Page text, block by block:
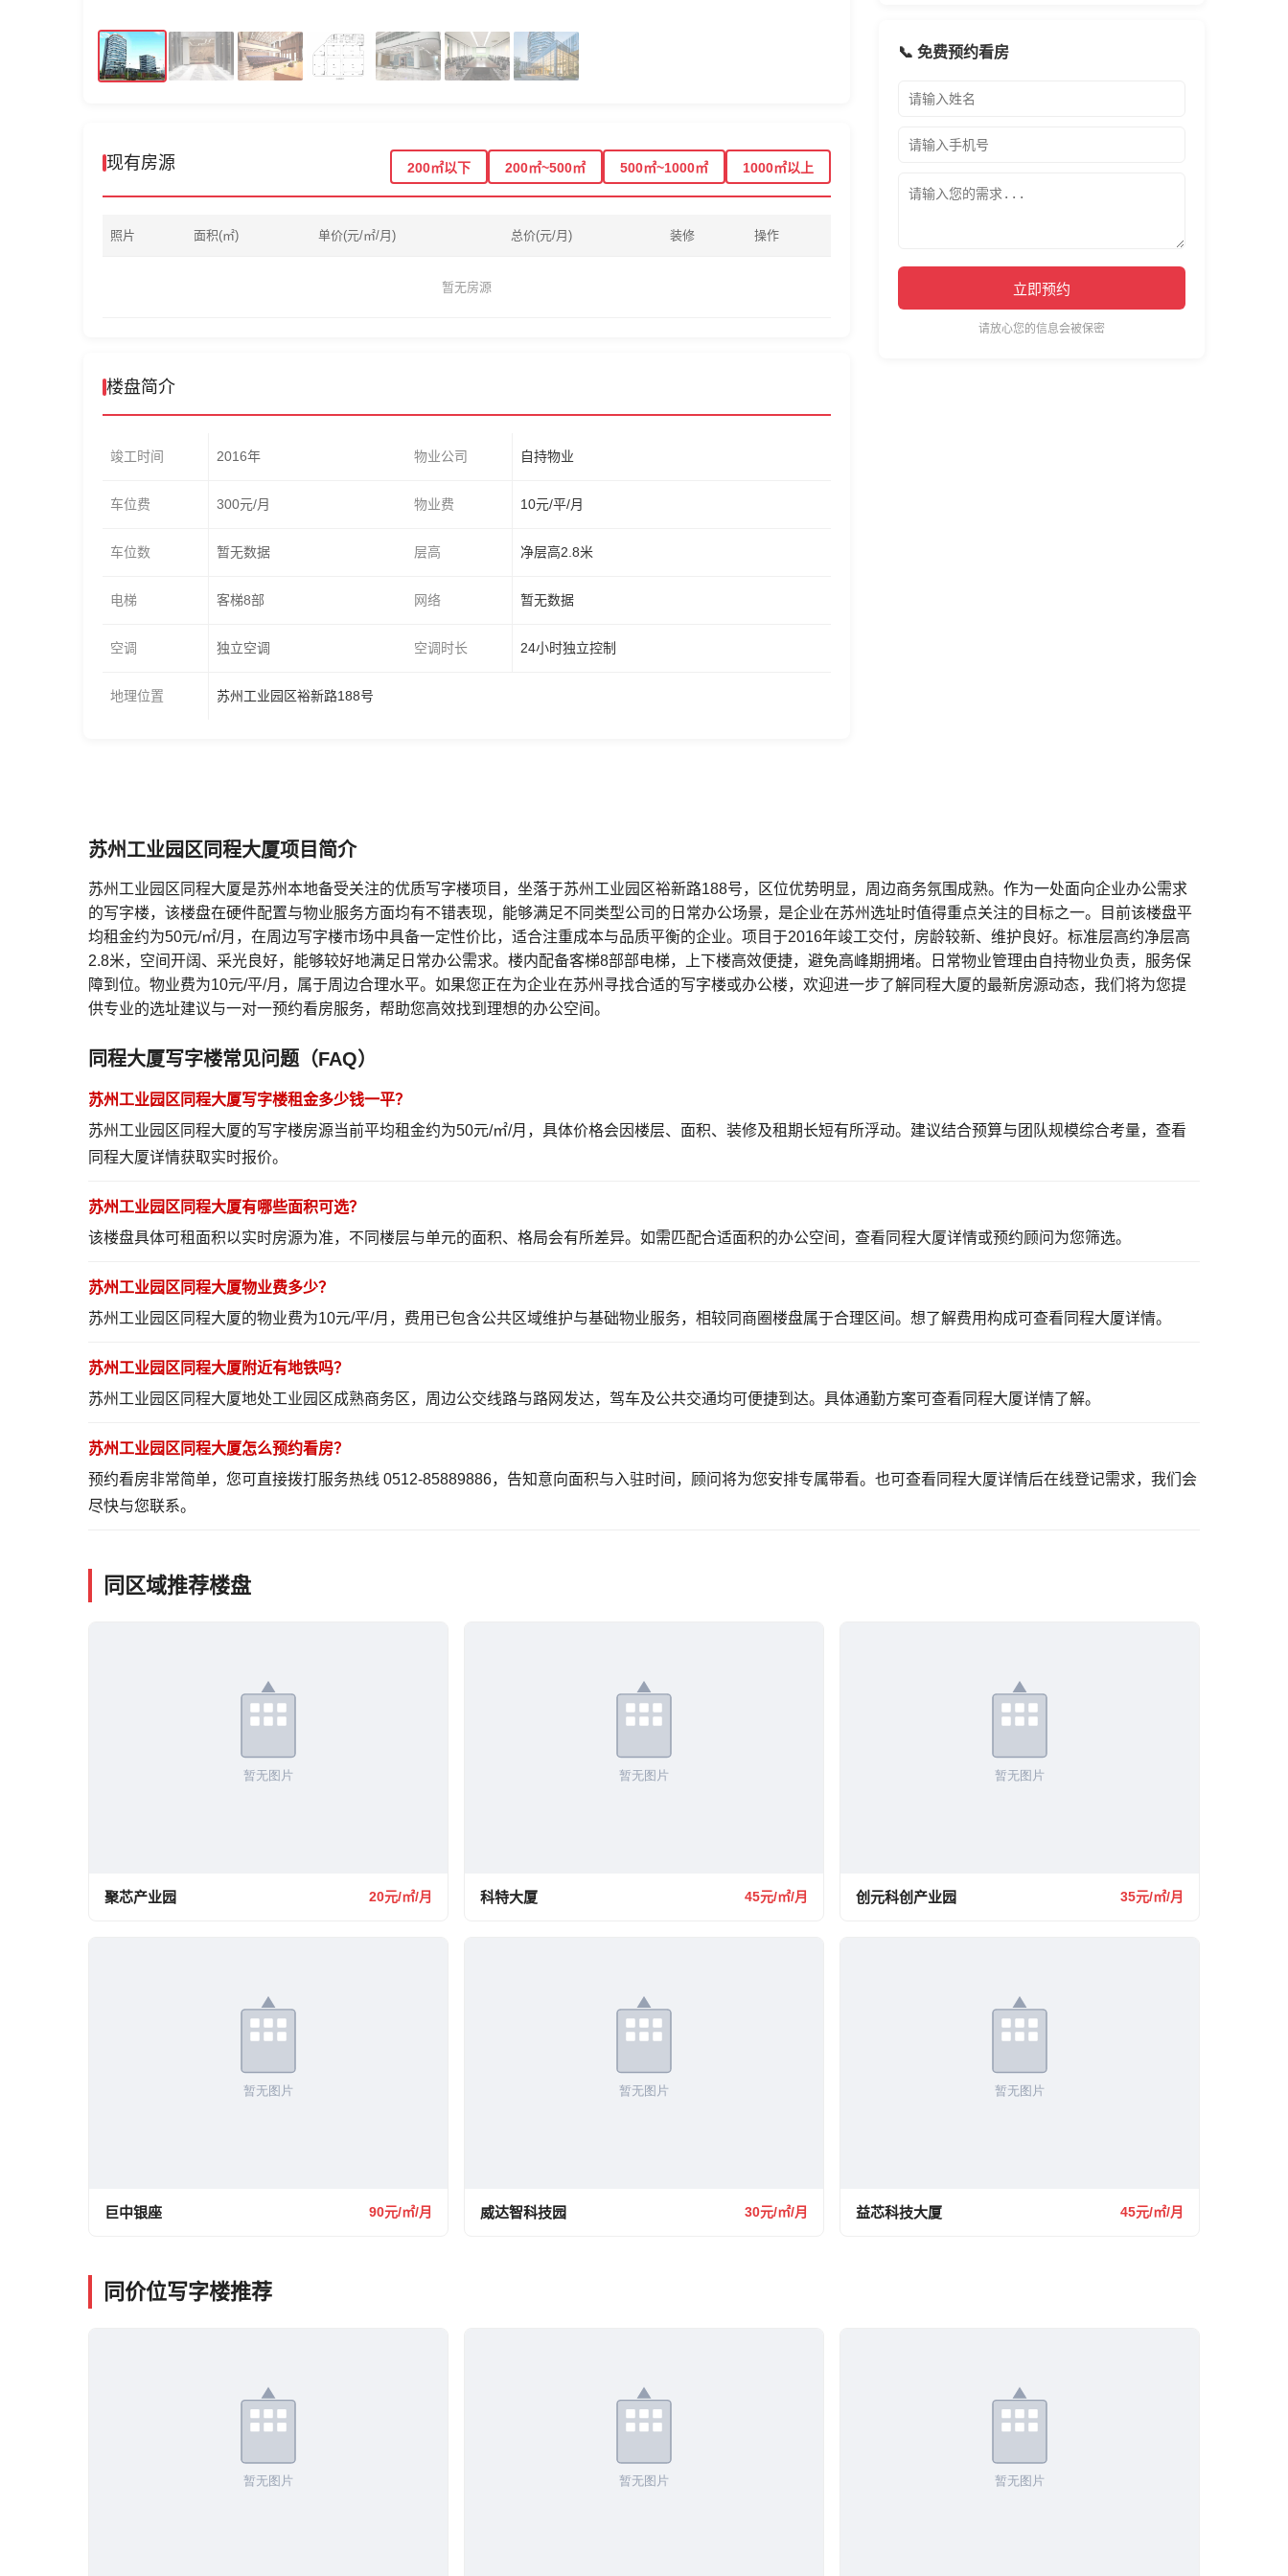
现有房源 200㎡以下 200㎡~500㎡ 500㎡~1000㎡ 1000㎡以上
照片 面积(㎡) 单价(元/㎡/月) 总价(元/月) 装修 操作
暂无房源
楼盘简介
竣工时间 2016年 物业公司 自持物业
车位费 300元/月 物业费 10元/平/月
车位数 暂无数据 层高 净层高2.8米
电梯 客梯8部 网络 暂无数据
空调 独立空调 空调时长 24小时独立控制
地理位置 苏州工业园区裕新路188号
📞 免费预约看房
立即预约
请放心您的信息会被保密
苏州工业园区同程大厦项目简介
苏州工业园区同程大厦是苏州本地备受关注的优质写字楼项目，坐落于苏州工业园区裕新路188号，区位优势明显，周边商务氛围成熟。作为一处面向企业办公需求
的写字楼，该楼盘在硬件配置与物业服务方面均有不错表现，能够满足不同类型公司的日常办公场景，是企业在苏州选址时值得重点关注的目标之一。目前该楼盘平
均租金约为50元/㎡/月，在周边写字楼市场中具备一定性价比，适合注重成本与品质平衡的企业。项目于2016年竣工交付，房龄较新、维护良好。标准层高约净层高
2.8米，空间开阔、采光良好，能够较好地满足日常办公需求。楼内配备客梯8部部电梯，上下楼高效便捷，避免高峰期拥堵。日常物业管理由自持物业负责，服务保
障到位。物业费为10元/平/月，属于周边合理水平。如果您正在为企业在苏州寻找合适的写字楼或办公楼，欢迎进一步了解同程大厦的最新房源动态，我们将为您提
供专业的选址建议与一对一预约看房服务，帮助您高效找到理想的办公空间。
同程大厦写字楼常见问题（FAQ）
苏州工业园区同程大厦写字楼租金多少钱一平？
苏州工业园区同程大厦的写字楼房源当前平均租金约为50元/㎡/月，具体价格会因楼层、面积、装修及租期长短有所浮动。建议结合预算与团队规模综合考量， 查看
同程大厦详情获取实时报价。
苏州工业园区同程大厦有哪些面积可选？
该楼盘具体可租面积以实时房源为准，不同楼层与单元的面积、格局会有所差异。如需匹配合适面积的办公空间， 查看同程大厦详情或预约顾问为您筛选。
苏州工业园区同程大厦物业费多少？
苏州工业园区同程大厦的物业费为10元/平/月，费用已包含公共区域维护与基础物业服务，相较同商圈楼盘属于合理区间。想了解费用构成可查看同程大厦详情。
苏州工业园区同程大厦附近有地铁吗？
苏州工业园区同程大厦地处工业园区成熟商务区，周边公交线路与路网发达，驾车及公共交通均可便捷到达。具体通勤方案可查看同程大厦详情了解。
苏州工业园区同程大厦怎么预约看房？
预约看房非常简单，您可直接拨打服务热线 0512-85889886，告知意向面积与入驻时间，顾问将为您安排专属带看。也可查看同程大厦详情后在线登记需求，我们会
尽快与您联系。
同区域推荐楼盘
聚芯产业园 20元/㎡/月 科特大厦 45元/㎡/月 创元科创产业园 35元/㎡/月
巨中银座 90元/㎡/月 威达智科技园 30元/㎡/月 益芯科技大厦 45元/㎡/月
同价位写字楼推荐